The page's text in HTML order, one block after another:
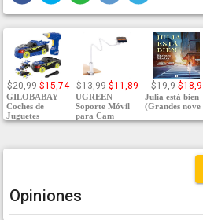
$20,99 $15,74
GILOBABAY
Coches de
Juguetes
$13,99 $11,89
UGREEN
Soporte Móvil
para Cam
$19,9 $18,9
Julia está bien
(Grandes nove
Opiniones